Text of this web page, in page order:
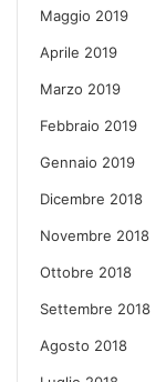
Maggio 2019
Aprile 2019
Marzo 2019
Febbraio 2019
Gennaio 2019
Dicembre 2018
Novembre 2018
Ottobre 2018
Settembre 2018
Agosto 2018